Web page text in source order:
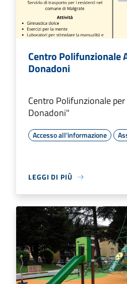
Centro Polifunzionale
Donadoni
Centro Polifunzionale
Donadoni"
Accesso all'informazione
LEGGI DI PIÙ